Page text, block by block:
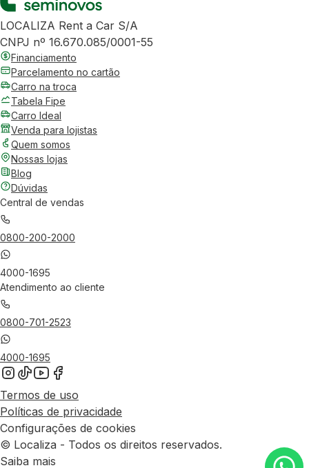
LOCALIZA Rent a Car S/A
CNPJ nº 16.670.085/0001-55
Financiamento
Parcelamento no cartão
Carro na troca
Tabela Fipe
Carro Ideal
Venda para lojistas
Quem somos
Nossas lojas
Blog
Dúvidas
Central de vendas
0800-200-2000
4000-1695
Atendimento ao cliente
0800-701-2523
4000-1695
Termos de uso
Políticas de privacidade
Configurações de cookies
© Localiza - Todos os direitos reservados.
Saiba mais